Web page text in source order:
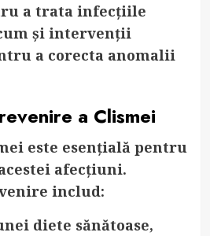
a trata infecțiile
și intervenții
a corecta anomalii
a Clismei
este esențială pentru
afecțiuni.
includ:
diete sănătoase,